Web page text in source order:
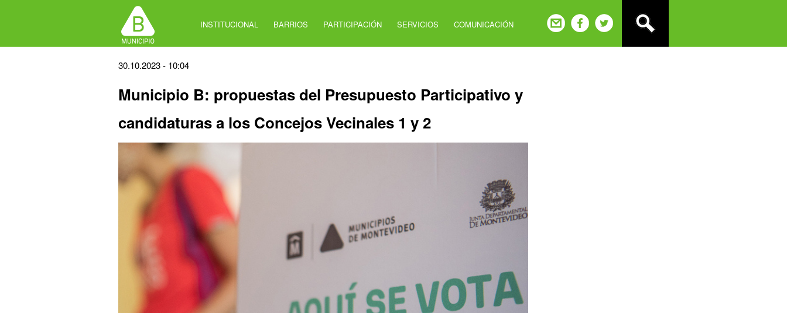
INSTITUCIONAL BARRIOS PARTICIPACIÓN SERVICIOS COMUNICACIÓN
Back
top
30.10.2023 - 10:04
Municipio B: propuestas del Presupuesto Participativo y
candidaturas a los Concejos Vecinales 1 y 2